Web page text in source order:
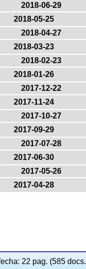
2018-06-29
2018-05-25
2018-04-27
2018-03-23
2018-02-23
2018-01-26
2017-12-22
2017-11-24
2017-10-27
2017-09-29
2017-07-28
2017-06-30
2017-05-26
2017-04-28
22 pag. (585